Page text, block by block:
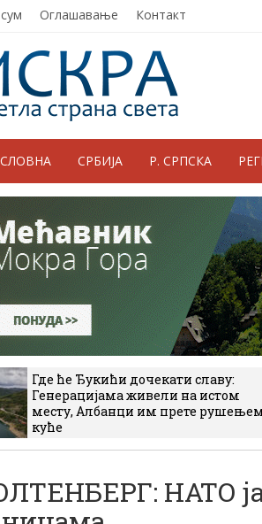
Оглашавање Контакт
СРБИЈА Р. СРПСКА
Где ће Ђукићи дочекати славу:
Генерацијама живели на истом
месту, Албанци им прете
куће
НАТО